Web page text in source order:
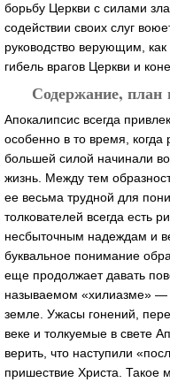
борьбу Церкви с силами
содействии своих слуг
руководство верующим,
гибель врагов Церкви и
Содержание, план
Апокалипсис всегда
особенно в то время,
большей силой начинали
жизнь. Между тем
ее весьма трудной для
толкователей всегда есть
несбыточным надеждам и
буквальное понимание
еще продолжает давать
называемом «хилиазме» —
земле. Ужасы гонений,
веке и толкуемые в свете
верить, что наступили
пришествие Христа. Такое